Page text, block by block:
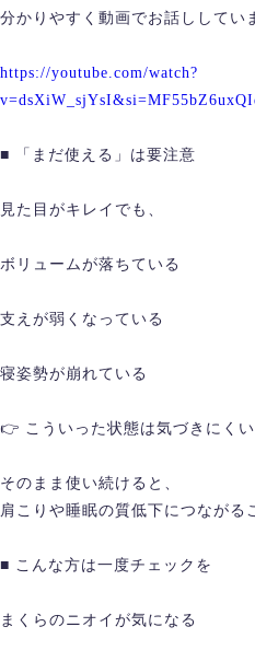
分かりやすく動画でお話ししてい
https://youtube.com/watch?
■ 「まだ使える」は要注意
見た目がキレイでも、
ボリュームが落ちている
支えが弱くなっている
寝姿勢が崩れている
👉 こういった状態は気づきにく
そのまま使い続けると、
肩こりや睡眠の質低下につながる
■ こんな方は一度チェックを
まくらのニオイが気になる